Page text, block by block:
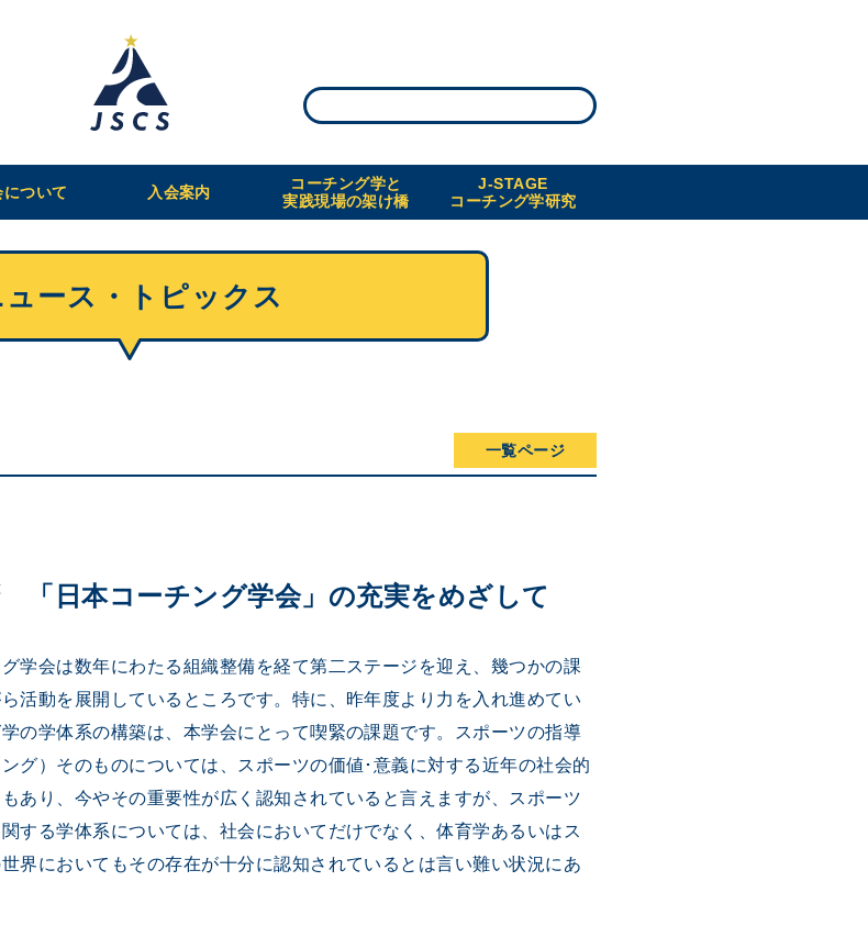
ついて 入会案内
コーチング学と
実践現場の架け橋
J-STAGE
コーチング学研究
ュース・トピックス
一覧ページ
「日本コーチング学会」の充実をめざして
学会は数年にわたる組織整備を経て第二ステージを迎え、幾つかの課
活動を展開しているところです。特に、昨年度より力を入れ進めてい
の学体系の構築は、本学会にとって喫緊の課題です。スポーツの指導
グ）そのものについては、スポーツの価値･意義に対する近年の社会的
あり、今やその重要性が広く認知されていると言えますが、スポーツ
する学体系については、社会においてだけでなく、体育学あるいはス
界においてもその存在が十分に認知されているとは言い難い状況にあ